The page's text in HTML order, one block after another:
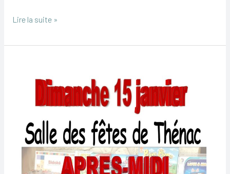
Lire la suite »
janvier